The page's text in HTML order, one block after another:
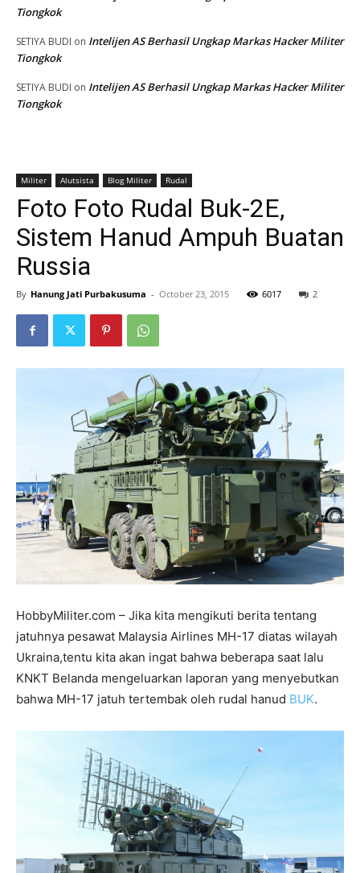
Tiongkok
SETIYA BUDI on Intelijen AS Berhasil Ungkap Markas Hacker Militer
Tiongkok
SETIYA BUDI on Intelijen AS Berhasil Ungkap Markas Hacker Militer
Tiongkok